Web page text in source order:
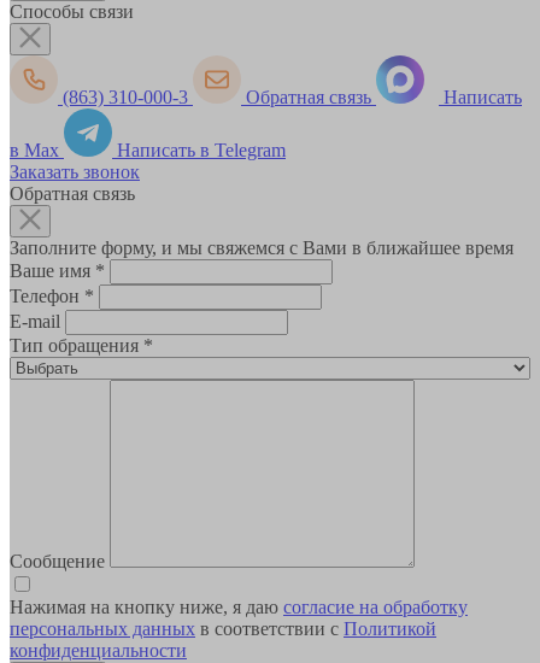
Способы связи
(863) 310-000-3 Обратная связь Написать
в Max
Написать в Telegram
Заказать звонок
Обратная связь
Заполните форму, и мы свяжемся с Вами в ближайшее время
Ваше имя *
Телефон *
E-mail
Тип обращения *
Сообщение
Нажимая на кнопку ниже, я даю согласие на обработку
персональных данных в соответствии с Политикой
конфиденциальности